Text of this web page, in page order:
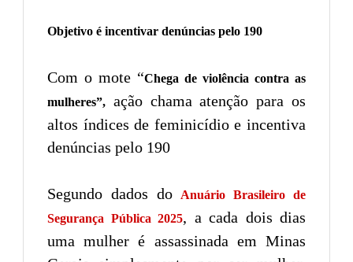
Objetivo é incentivar denúncias pelo 190
Com o mote “Chega de violência contra as
mulheres”, ação chama atenção para os
altos índices de feminicídio e incentiva
denúncias pelo 190
Segundo dados doAnuário Brasileiro de
Segurança Pública 2025, a cada dois dias
uma mulher é assassinada em Minas